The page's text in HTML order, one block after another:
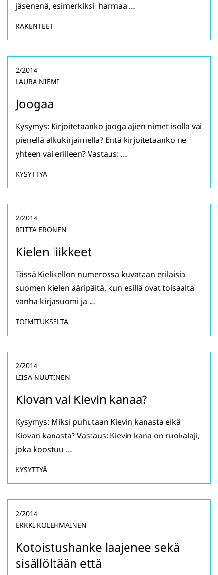
jäsenenä, esimerkiksi harmaa …
RAKENTEET
Joogaa
2/2014
LAURA NIEMI
Kysymys: Kirjoitetaanko joogalajien nimet isolla vai
pienellä alkukirjaimella? Entä kirjoitetaanko ne
yhteen vai erilleen? Vastaus: …
KYSYTTYÄ
Kielen liikkeet
2/2014
RIITTA ERONEN
Tässä Kielikellon numerossa kuvataan erilaisia
suomen kielen ääripäitä, kun esillä ovat toisaalta
vanha kirjasuomi ja …
TOIMITUKSELTA
Kiovan vai Kievin kanaa?
2/2014
LIISA NUUTINEN
Kysymys: Miksi puhutaan Kievin kanasta eikä
Kiovan kanasta? Vastaus: Kievin kana on ruokalaji,
joka koostuu …
KYSYTTYÄ
Kotoistushanke laajenee sekä
sisällöltään että
2/2014
ERKKI KOLEHMAINEN